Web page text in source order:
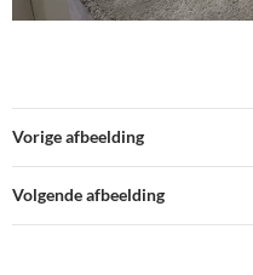
Vorige afbeelding
Volgende afbeelding